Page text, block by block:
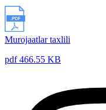
Murojaatlar taxlili
pdf 466.55 KB